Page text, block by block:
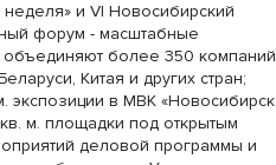
и VI Новосибирский
форум - масштабные
объединяют более 350 компаний
Китая и других стран;
экспозиции в МВК «Новосибирск
кв. м. площадки под открытым
деловой программы и